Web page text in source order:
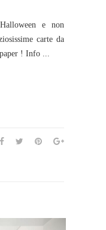
e non
carte da
! Info ...